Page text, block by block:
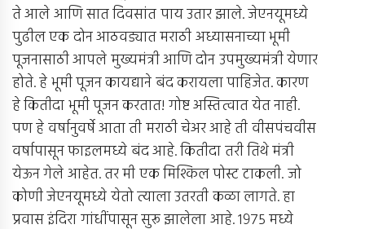
ते आले आणि सात दिवसांत पाय उतार झाले. जेएनयूमध्ये
पुढील एक दोन आठवड्यात मराठी अध्यासनाच्या भूमी
पूजनासाठी आपले मुख्यमंत्री आणि दोन उपमुख्यमंत्री येणार
होते. हे भूमी पूजन कायद्याने बंद करायला पाहिजेत. कारण
हे कितीदा भूमी पूजन करतात! गोष्ट अस्तित्वात येत नाही.
पण हे वर्षानुवर्षे आता ती मराठी चेअर आहे ती वीसपंचवीस
वर्षापासून फाइलमध्ये बंद आहे. कितीदा तरी तिथे मंत्री
येऊन गेले आहेत. तर मी एक मिश्किल पोस्ट टाकली. जो
कोणी जेएनयूमध्ये येतो त्याला उतरती कळा लागते. हा
प्रवास इंदिरा गांधींपासून सुरू झालेला आहे. १९७५ मध्ये